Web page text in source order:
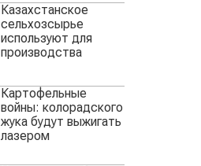
Казахстанское
сельхозсырье
используют для
производства
Картофельные
войны: колорадского
жука будут выжигать
лазером